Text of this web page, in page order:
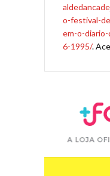
o-festival-
em-o-
6-1995/.